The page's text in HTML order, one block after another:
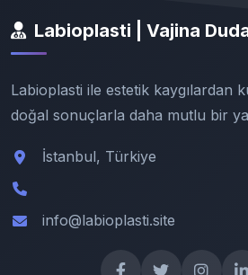
Labioplasti | Vajina
Labioplasti ile estetik kaygılardan
doğal sonuçlarla daha mutlu bir
İstanbul, Türkiye
info@labioplasti.site